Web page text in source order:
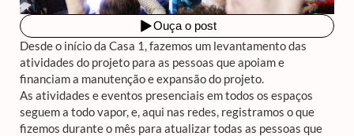
Desde o início da Casa 1, fazemos um levantamento das
atividades do projeto para as pessoas que apoiam e
financiam a manutenção e expansão do projeto.
As atividades e eventos presenciais em todos os espaços
seguem a todo vapor, e, aqui nas redes, registramos o que
fizemos durante o mês para atualizar todas as pessoas que